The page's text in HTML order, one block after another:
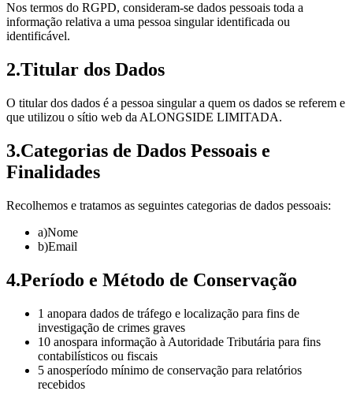
Nos termos do RGPD, consideram-se dados pessoais toda a
informação relativa a uma pessoa singular identificada ou
identificável.
2.Titular dos Dados
O titular dos dados é a pessoa singular a quem os dados se referem e
que utilizou o sítio web da ALONGSIDE LIMITADA.
3.Categorias de Dados Pessoais e
Finalidades
Recolhemos e tratamos as seguintes categorias de dados pessoais:
a)Nome
b)Email
4.Período e Método de Conservação
1 anopara dados de tráfego e localização para fins de
investigação de crimes graves
10 anospara informação à Autoridade Tributária para fins
contabilísticos ou fiscais
5 anosperíodo mínimo de conservação para relatórios
recebidos